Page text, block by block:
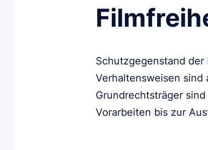
Schutzgegenstand
Verhaltensweisen
Grundrechtsträger
Vorarbeiten bis zur